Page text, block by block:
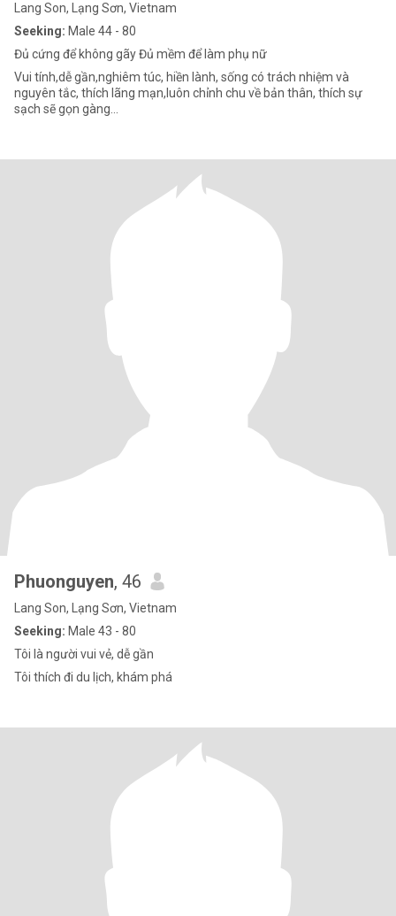
Lang Son, Lạng Sơn, Vietnam
Seeking: Male 44 - 80
Đủ cứng để không gãy Đủ mềm để làm phụ nữ
Vui tính,dễ gần,nghiêm túc, hiền lành, sống có trách nhiệm và
nguyên tắc, thích lãng mạn,luôn chỉnh chu về bản thân, thích sự
sạch sẽ gọn gàng...
Phuonguyen, 46
Lang Son, Lạng Sơn, Vietnam
Seeking: Male 43 - 80
Tôi là người vui vẻ, dễ gần
Tôi thích đi du lịch, khám phá